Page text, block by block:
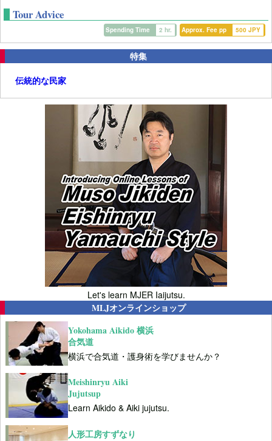
Tour Advice
Approx. Fee pp 500 JPY
Spending Time 2 hr.
特集
伝統的な民家
Let's learn MJER Iaijutsu.
MLJオンラインショップ
Yokohama Aikido 横浜
合気道
横浜で合気道・護身術を学びませんか？
Meishinryu Aiki
Jujutsup
Learn Aikido & Aiki jujutsu.
人形工房すずなり